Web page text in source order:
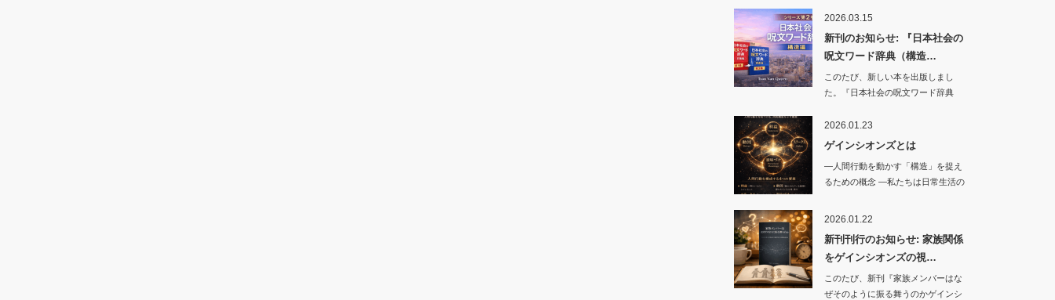
2026.03.15
新刊のお知らせ: 『日本社会の
呪文ワード辞典（構造…
このたび、新しい本を出版しまし
た。『日本社会の呪文ワード辞典
2026.01.23
ゲインシオンズとは
―人間行動を動かす「構造」を捉え
るための概念 ―私たちは日常生活の
2026.01.22
新刊刊行のお知らせ: 家族関係
をゲインシオンズの視…
このたび、新刊『家族メンバーはな
ぜそのように振る舞うのかゲインシ